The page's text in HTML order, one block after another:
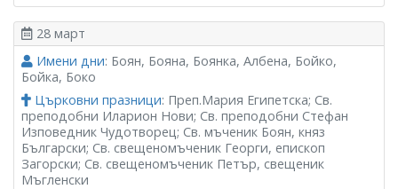
28 март
Имени дни: Боян, Бояна, Боянка, Албена, Бойко,
Бойка, Боко
Църковни празници: Преп.Мария Египетска; Св.
преподобни Иларион Нови; Св. преподобни Стефан
Изповедник Чудотворец; Св. мъченик Боян, княз
Български; Св. свещеномъченик Георги, епископ
Загорски; Св. свещеномъченик Петър, свещеник
Мъгленски